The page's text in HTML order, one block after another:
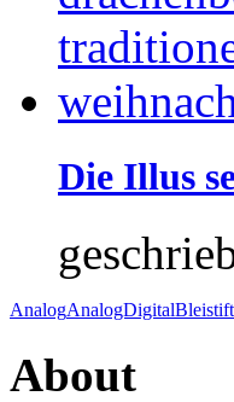
Die Illus
AnalogAnalogDigitalBleistift
About